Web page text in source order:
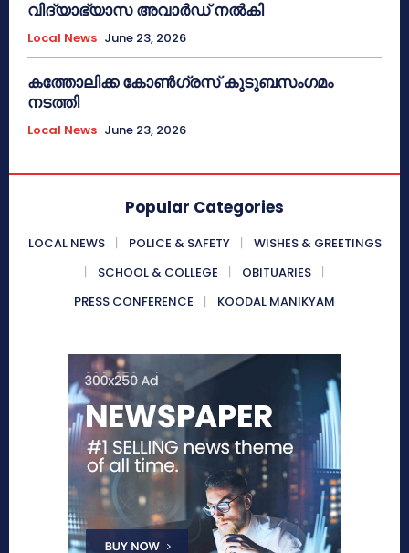
വിദ്യാഭ്യാസ അവാർഡ് നൽകി
Local News June 23, 2026
കത്തോലിക്ക കോൺഗ്രസ് കുടുബസംഗമം
നടത്തി
Local News June 23, 2026
Popular Categories
LOCAL NEWS POLICE & SAFETY
WISHES & GREETINGS
SCHOOL & COLLEGE
OBITUARIES
PRESS CONFERENCE
KOODAL MANIKYAM